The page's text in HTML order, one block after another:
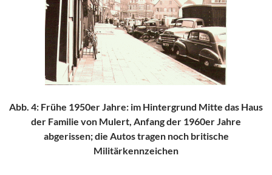
Abb. 4: Frühe 1950er Jahre: im Hintergrund Mitte das Haus
der Familie von Mulert, Anfang der 1960er Jahre
abgerissen; die Autos tragen noch britische
Militärkennzeichen